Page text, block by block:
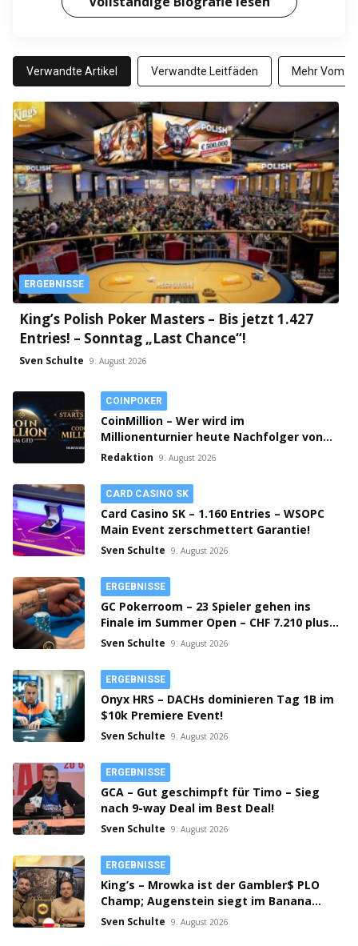
Verwandte Artikel Verwandte Leitfäden Mehr Vom
ERGEBNISSE
King’s Polish Poker Masters – Bis jetzt 1.427
Entries! – Sonntag „Last Chance“!
Sven Schulte 9. August 2026
COINPOKER
CoinMillion – Wer wird im
Millionenturnier heute Nachfolger von
„monc“!
Redaktion 9. August 2026
CARD CASINO SK
Card Casino SK – 1.160 Entries – WSOPC
Main Event zerschmettert Garantie!
Sven Schulte 9. August 2026
ERGEBNISSE
GC Pokerroom – 23 Spieler gehen ins
Finale im Summer Open – CHF 7.210 plus
Bounties on Top!
Sven Schulte 9. August 2026
ERGEBNISSE
Onyx HRS – DACHs dominieren Tag 1B im
$10k Premiere Event!
Sven Schulte 9. August 2026
ERGEBNISSE
GCA – Gut geschimpft für Timo – Sieg
nach 9-way Deal im Best Deal!
Sven Schulte 9. August 2026
ERGEBNISSE
King’s – Mrowka ist der Gambler$ PLO
Champ; Augenstein siegt im Banana
Cup!
Sven Schulte 9. August 2026